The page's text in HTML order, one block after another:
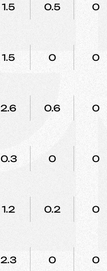
1.5 0.5 0
1.5 0 0
2.6 0.6 0
0.3 0 0
1.2 0.2 0
2.3 0 0